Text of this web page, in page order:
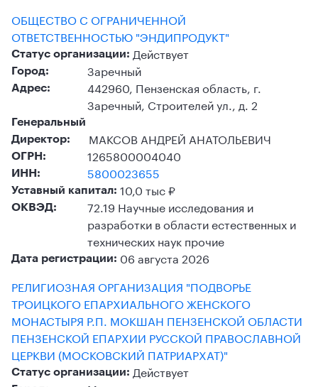
ОБЩЕСТВО С ОГРАНИЧЕННОЙ
ОТВЕТСТВЕННОСТЬЮ "ЭНДИПРОДУКТ"
Статус организации: Действует
Город: Заречный
Адрес:
442960, Пензенская область, г.
Заречный, Строителей ул., д. 2
Генеральный
Директор:
МАКСОВ АНДРЕЙ АНАТОЛЬЕВИЧ
ОГРН: 1265800004040
ИНН: 5800023655
Уставный капитал: 10,0 тыс ₽
ОКВЭД:
72.19 Научные исследования и
разработки в области естественных и
технических наук прочие
Дата регистрации: 06 августа 2026
РЕЛИГИОЗНАЯ ОРГАНИЗАЦИЯ "ПОДВОРЬЕ
ТРОИЦКОГО ЕПАРХИАЛЬНОГО ЖЕНСКОГО
МОНАСТЫРЯ Р.П. МОКШАН ПЕНЗЕНСКОЙ ОБЛАСТИ
ПЕНЗЕНСКОЙ ЕПАРХИИ РУССКОЙ ПРАВОСЛАВНОЙ
ЦЕРКВИ (МОСКОВСКИЙ ПАТРИАРХАТ)"
Статус организации: Действует